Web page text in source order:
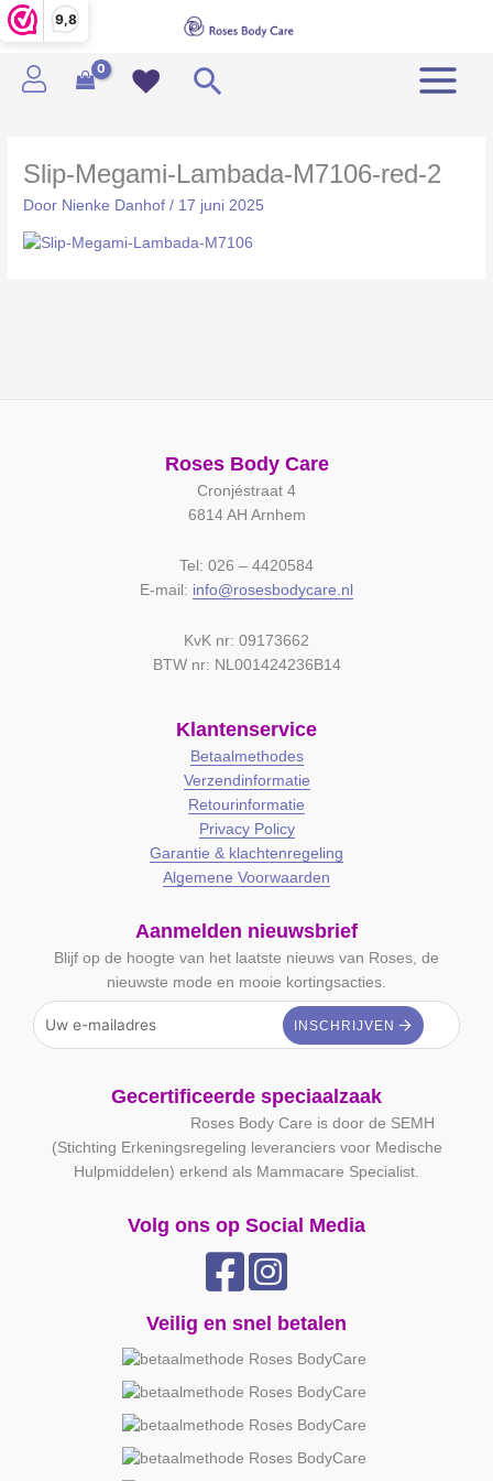
9,8
Ga
naar
inhoud
Zoeken
Slip-Megami-Lambada-M7106-red-2
Door Nienke Danhof/ 17 juni 2025
Roses Body Care
Cronjéstraat 4
6814 AH Arnhem
Tel: 026 – 4420584
E-mail: info@rosesbodycare.nl
KvK nr: 09173662
BTW nr: NL001424236B14
Klantenservice
Betaalmethodes
Verzendinformatie
Retourinformatie
Privacy Policy
Garantie & klachtenregeling
Algemene Voorwaarden
Aanmelden nieuwsbrief
Blijf op de hoogte van het laatste nieuws van Roses, de
nieuwste mode en mooie kortingsacties.
Gecertificeerde speciaalzaak
Roses Body Care is door de SEMH
(Stichting Erkeningsregeling leveranciers voor Medische
Hulpmiddelen) erkend als Mammacare Specialist.
Volg ons op Social Media
Veilig en snel betalen